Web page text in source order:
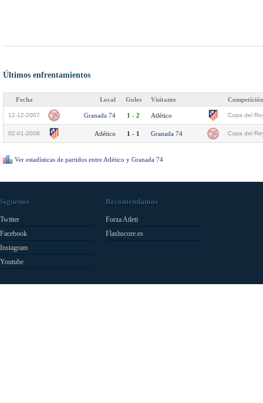
Últimos enfrentamientos
Fecha Local Goles Visitante Competición
12-12-2007 Granada 74 1 - 2 Atlético Copa del
02-01-2008 Atlético 1 - 1 Granada 74 Copa del
Ver estadísticas de partidos entre Atlético y Granada 74
Síguenos
Twitter
Facebook
Instagram
Youtube
Recomendamos
Forza Atleti
Flashscore.es